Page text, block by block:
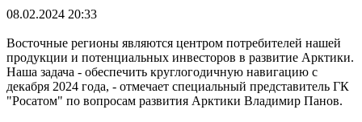
08.02.2024 20:33
Восточные регионы являются центром потребителей нашей
продукции и потенциальных инвесторов в развитие Арктики.
Наша задача - обеспечить круглогодичную навигацию с
декабря 2024 года, - отмечает специальный представитель ГК
"Росатом" по вопросам развития Арктики Владимир Панов.